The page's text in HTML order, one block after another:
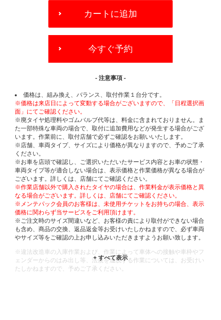
OPTIONS
カートに追加
今すぐ予約
- 注意事項 -
価格は、組み換え、バランス、取付作業１台分です。
※価格は来店日によって変動する場合がございますので、「日程選択画
面」にてご確認ください。
※廃タイヤ処理料やゴムバルブ代等は、料金に含まれておりません。ま
た一部特殊な車両の場合で、取付に追加費用などが発生する場合がござ
います。作業前に、取付店舗で必ずご確認をお願いいたします。
※店舗、車両タイプ、サイズにより価格が異なりますので、予めご了承
ください。
※お車を店頭で確認し、ご選択いただいたサービス内容とお車の状態・
車両タイプ等が適合しない場合は、表示価格と作業価格が異なる場合が
ございます。詳しくは、店舗にてご確認ください。
※作業店舗以外で購入されたタイヤの場合は、作業料金が表示価格と異
なる場合がございます。詳しくは、店舗にてご確認ください。
※メンテパック会員のお客様は、未使用チケットをお持ちの場合、表示
価格に関わらず当サービスをご利用頂けます。
※ご注文時のサイズ間違いなど、お客様の責により取付ができない場合
も含め、商品の交換、返品返金等お受けいたしかねますので、必ず車両
やサイズ等をご確認の上お申し込みいただきますようお願い致します。
※違法改造車の入庫作業および、作業によって車体への接触や車枠やフ
ェンダーからのはみ出し等、法規を逸脱する作業については、お受けい
たしかねますので、予めご了承ください。